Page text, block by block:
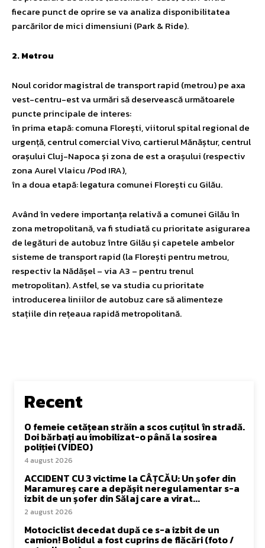
fiecare punct de oprire se va analiza disponibilitatea
parcărilor de mici dimensiuni (Park & Ride).
2. Metrou
Noul coridor magistral de transport rapid (metrou) pe axa
vest-centru-est va urmări să deservească următoarele
puncte principale de interes:
în prima etapă: comuna Florești, viitorul spital regional de
urgență, centrul comercial Vivo, cartierul Mănăștur, centrul
orașului Cluj-Napoca și zona de est a orașului (respectiv
zona Aurel Vlaicu /Pod IRA),
în a doua etapă: legatura comunei Florești cu Gilău.
Având în vedere importanța relativă a comunei Gilău în
zona metropolitană, va fi studiată cu prioritate asigurarea
de legături de autobuz între Gilău și capetele ambelor
sisteme de transport rapid (la Florești pentru metrou,
respectiv la Nădășel – via A3 – pentru trenul
metropolitan). Astfel, se va studia cu prioritate
introducerea liniilor de autobuz care să alimenteze
stațiile din rețeaua rapidă metropolitană.
Recent
O femeie cetățean străin a scos cuțitul în stradă.
Doi bărbați au imobilizat-o până la sosirea
poliției (VIDEO)
4 august 2026
ACCIDENT CU 3 victime la CÂȚCĂU: Un șofer din
Maramureș care a depășit neregulamentar s-a
izbit de un șofer din Sălaj care a virat...
2 august 2026
Motociclist decedat după ce s-a izbit de un
camion! Bolidul a fost cuprins de flăcări (foto /